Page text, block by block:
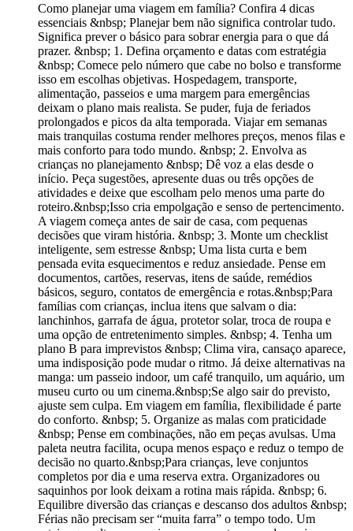
Como planejar uma viagem em família? Confira 4 dicas
essenciais &nbsp; Planejar bem não significa controlar tudo.
Significa prever o básico para sobrar energia para o que dá
prazer. &nbsp; 1. Defina orçamento e datas com estratégia
&nbsp; Comece pelo número que cabe no bolso e transforme
isso em escolhas objetivas. Hospedagem, transporte,
alimentação, passeios e uma margem para emergências
deixam o plano mais realista. Se puder, fuja de feriados
prolongados e picos da alta temporada. Viajar em semanas
mais tranquilas costuma render melhores preços, menos filas e
mais conforto para todo mundo. &nbsp; 2. Envolva as
crianças no planejamento &nbsp; Dê voz a elas desde o
início. Peça sugestões, apresente duas ou três opções de
atividades e deixe que escolham pelo menos uma parte do
roteiro.&nbsp;Isso cria empolgação e senso de pertencimento.
A viagem começa antes de sair de casa, com pequenas
decisões que viram história. &nbsp; 3. Monte um checklist
inteligente, sem estresse &nbsp; Uma lista curta e bem
pensada evita esquecimentos e reduz ansiedade. Pense em
documentos, cartões, reservas, itens de saúde, remédios
básicos, seguro, contatos de emergência e rotas.&nbsp;Para
famílias com crianças, inclua itens que salvam o dia:
lanchinhos, garrafa de água, protetor solar, troca de roupa e
uma opção de entretenimento simples. &nbsp; 4. Tenha um
plano B para imprevistos &nbsp; Clima vira, cansaço aparece,
uma indisposição pode mudar o ritmo. Já deixe alternativas na
manga: um passeio indoor, um café tranquilo, um aquário, um
museu curto ou um cinema.&nbsp;Se algo sair do previsto,
ajuste sem culpa. Em viagem em família, flexibilidade é parte
do conforto. &nbsp; 5. Organize as malas com praticidade
&nbsp; Pense em combinações, não em peças avulsas. Uma
paleta neutra facilita, ocupa menos espaço e reduz o tempo de
decisão no quarto.&nbsp;Para crianças, leve conjuntos
completos por dia e uma reserva extra. Organizadores ou
saquinhos por look deixam a rotina mais rápida. &nbsp; 6.
Equilibre diversão das crianças e descanso dos adultos &nbsp;
Férias não precisam ser “muita farra” o tempo todo. Um